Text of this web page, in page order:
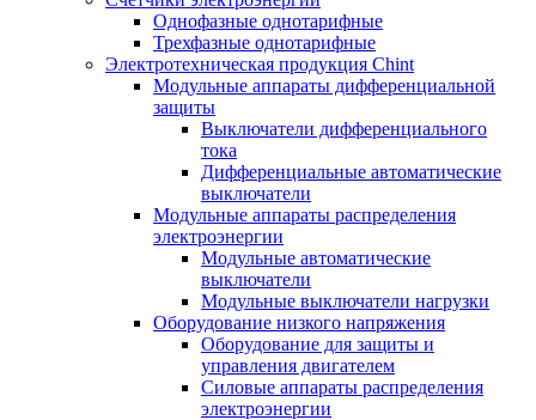
Однофазные однотарифные
Трехфазные однотарифные
Электротехническая продукция Chint
Модульные аппараты дифференциальной
защиты
Выключатели дифференциального
тока
Дифференциальные автоматические
выключатели
Модульные аппараты распределения
электроэнергии
Модульные автоматические
выключатели
Модульные выключатели нагрузки
Оборудование низкого напряжения
Оборудование для защиты и
управления двигателем
Силовые аппараты распределения
электроэнергии